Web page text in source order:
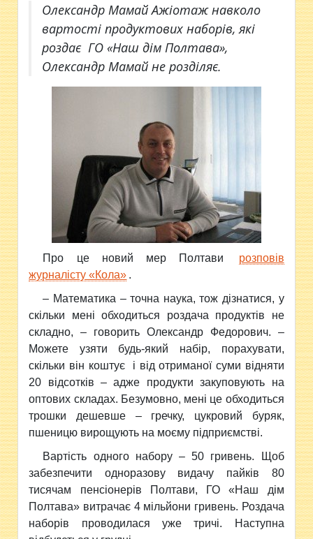
Олександр Мамай Ажіотаж навколо
вартості продуктових наборів, які
роздає ГО «Наш дім Полтава»,
Олександр Мамай не розділяє.
Про це новий мер Полтави
розповів
журналісту «Кола» .
– Математика – точна наука, тож дізнатися, у
скільки мені обходиться роздача продуктів не
складно, – говорить Олександр Федорович. –
Можете узяти будь-який набір, порахувати,
скільки він коштує і від отриманої суми відняти
20 відсотків – адже продукти закуповують на
оптових складах. Безумовно, мені це обходиться
трошки дешевше – гречку, цукровий буряк,
пшеницю вирощують на моєму підприємстві.
Вартість одного набору – 50 гривень. Щоб
забезпечити одноразову видачу пайків 80
тисячам пенсіонерів Полтави, ГО «Наш дім
Полтава» витрачає 4 мільйони гривень. Роздача
наборів проводилася уже тричі. Наступна